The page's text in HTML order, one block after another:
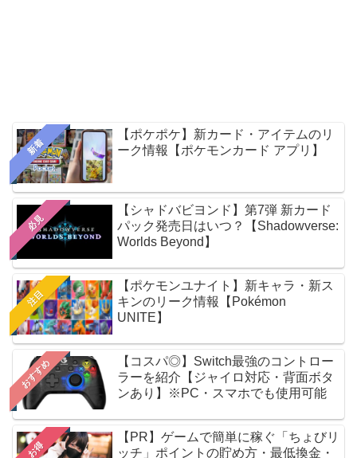
新着
【ポケポケ】新カード・アイテムのリ
ーク情報【ポケモンカード アプリ】
必見
【シャドバビヨンド】第7弾 新カード
パック発売日はいつ？【Shadowverse:
Worlds Beyond】
注目
【ポケモンユナイト】新キャラ・新ス
キンのリーク情報【Pokémon
UNITE】
おすすめ
【コスパ◎】Switch最強のコントロー
ラーを紹介【ジャイロ対応・背面ボタ
ンあり】※PC・スマホでも使用可能
お得
【PR】ゲームで簡単に稼ぐ「ちょびリ
ッチ」ポイントの貯め方・最低換金・